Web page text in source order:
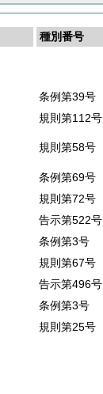
種別番号
条例第39号
規則第112号
規則第58号
条例第69号
規則第72号
告示第522号
条例第3号
規則第67号
告示第496号
条例第3号
規則第25号